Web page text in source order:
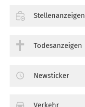
Stellenanzeigen
Todesanzeigen
Newsticker
Verkehr